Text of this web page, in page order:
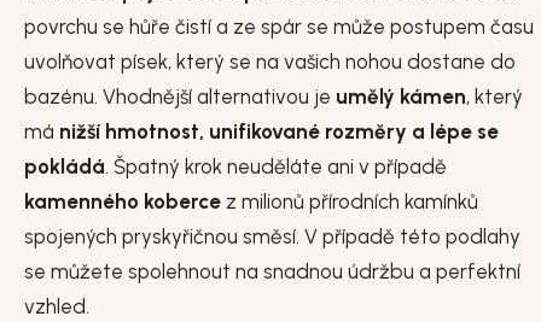
povrchu se hůře čistí a ze spár se může postupem času
uvolňovat písek, který se na vašich nohou dostane do
bazénu. Vhodnější alternativou je umělý kámen, který
má nižší hmotnost, unifikované rozměry a lépe se
pokládá. Špatný krok neuděláte ani v případě
kamenného koberce z milionů přírodních kamínků
spojených pryskyřičnou směsí. V případě této podlahy
se můžete spolehnout na snadnou údržbu a perfektní
vzhled.